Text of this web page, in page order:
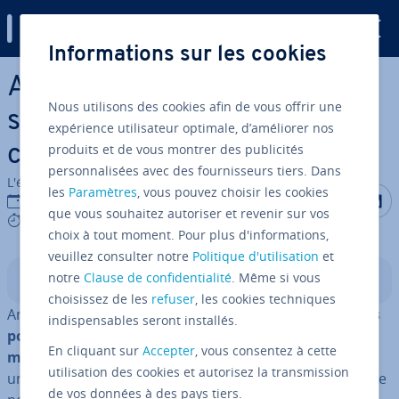
Aller au contenu principal
Angular et React : com­pa­rai­
son des fra­me­works Ja­vaS­
cript
L'équipe édi­to­riale IONOS
22/06/2022
9 mins
Partager
Sommaire
Angular et React comptent parmi les
solutions les plus
po­pu­laires pour les sites Web et les ap­pli­ca­tions
mobiles . Angular est un framework complet proposant
un grand nombre de fonc­tion­na­li­tés, avec une approche
Informations sur les cookies
Nous utilisons des cookies afin de vous offrir une
expérience utilisateur optimale, d’améliorer nos
produits et de vous montrer des publicités
personnalisées avec des fournisseurs tiers. Dans
les Paramètres, vous pouvez choisir les cookies
que vous souhaitez autoriser et revenir sur vos
choix à tout moment. Pour plus d'informations,
veuillez consulter notre Politique d'utilisation et
notreClause de confidentialité. Même si vous
choisissez de les refuser, les cookies techniques
indispensables seront installés.
En cliquant surAccepter, vous consentez à cette
utilisation des cookies et autorisez la transmission
de vos données à des pays tiers.